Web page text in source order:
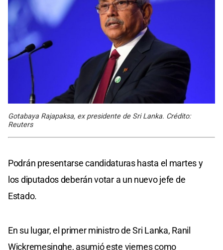
Gotabaya Rajapaksa, ex presidente de Sri Lanka. Crédito:
Reuters
Podrán presentarse candidaturas hasta el martes y
los diputados deberán votar a un nuevo jefe de
Estado.
En su lugar, el primer ministro de Sri Lanka, Ranil
Wickremesinghe, asumió este viernes como